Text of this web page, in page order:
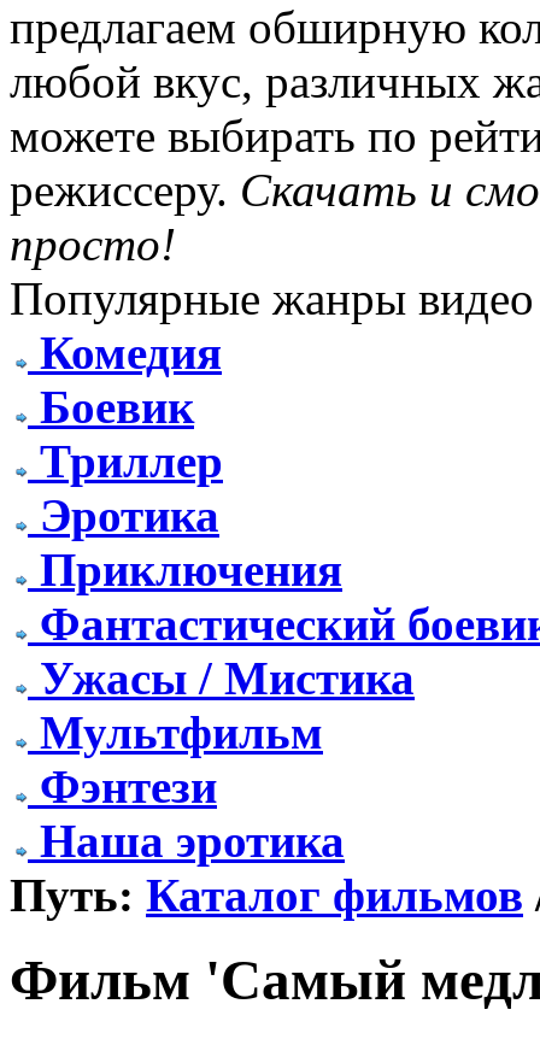
предлагаем обширную
любой вкус, различных
можете выбирать по
режиссеру. Скачать и
просто!
Популярные жанры видео
Комедия
Боевик
Триллер
Эротика
Приключения
Фантастический
Ужасы / Мистика
Мультфильм
Фэнтези
Наша эротика
Путь: Каталог фильмов
Фильм 'Самый